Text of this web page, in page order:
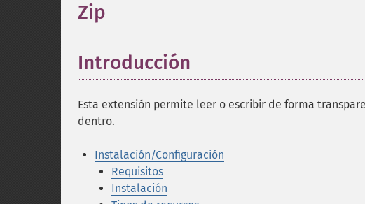
Zip
Introducción
Esta extensión permite leer o escribir de forma
dentro.
Instalación/Configuración
Requisitos
Instalación